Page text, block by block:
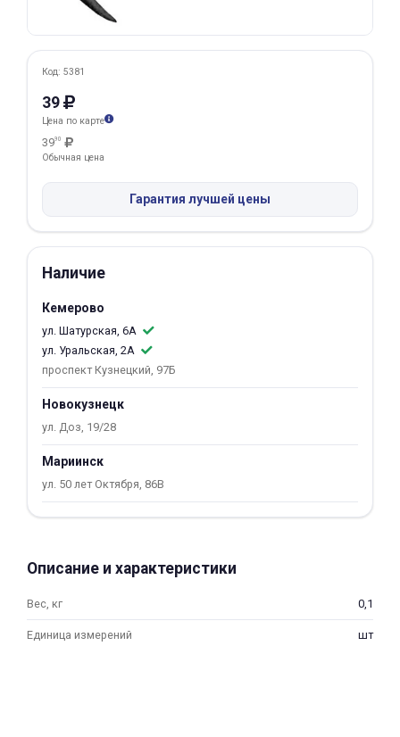
Код: 5381
39
Цена по карте
3990
Обычная цена
Гарантия лучшей цены
Наличие
Кемерово
ул. Шатурская, 6А
ул. Уральская, 2А
проспект Кузнецкий, 97Б
Новокузнецк
ул. Доз, 19/28
Мариинск
ул. 50 лет Октября, 86В
Описание и характеристики
Вес, кг 0,1
Единица измерений шт
в корзину
Оплачивайте сегодня только
% картой любого банка
выбранный способом
Оставшиеся
по25%
Подробнее
25
недели